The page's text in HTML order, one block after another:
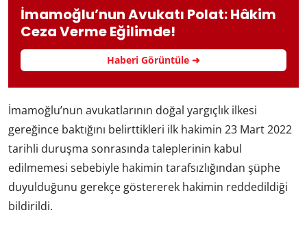
İmamoğlu’nun Avukatı Polat: Hâkim
Ceza Verme Eğilimde!
Haberi Görüntüle ➜
İmamoğlu’nun avukatlarının doğal yargıçlık ilkesi
gereğince baktığını belirttikleri ilk hakimin 23 Mart 2022
tarihli duruşma sonrasında taleplerinin kabul
edilmemesi sebebiyle hakimin tarafsızlığından şüphe
duyulduğunu gerekçe göstererek hakimin reddedildiği
bildirildi.